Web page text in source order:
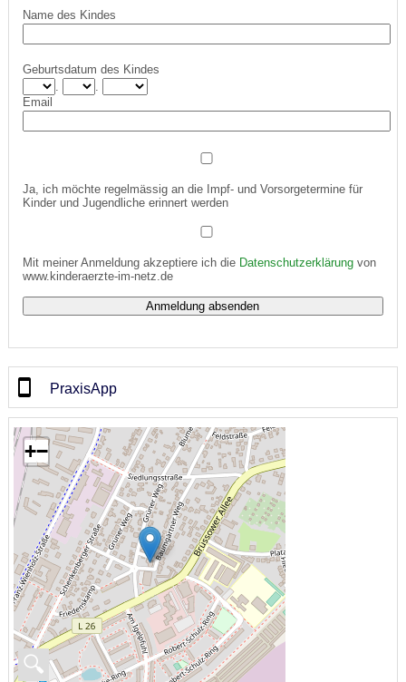
Name des Kindes
Geburtsdatum des Kindes
Email
Ja, ich möchte regelmässig an die Impf- und Vorsorgetermine für
Kinder und Jugendliche erinnert werden
Mit meiner Anmeldung akzeptiere ich die Datenschutzerklärungvon
www.kinderaerzte-im-netz.de
PraxisApp
🔍
+−